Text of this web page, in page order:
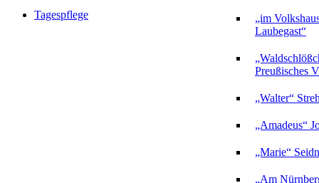
Tagespflege
„im
Laubegast“
Preußisches
„Walter“
„Amadeus“
„Marie“
„Am